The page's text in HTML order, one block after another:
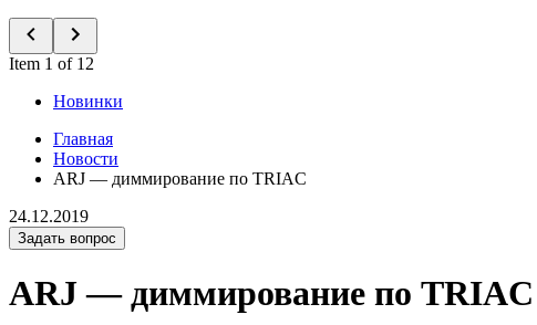
Item 1 of 12
Новинки
Главная
Новости
ARJ — диммирование по TRIAC
24.12.2019
Задать вопрос
ARJ — диммирование по TRIAC